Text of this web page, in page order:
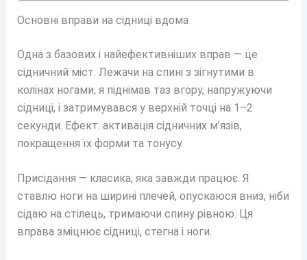
Основні вправи на сідниці вдома
Одна з базових і найефективніших вправ — це
сідничний міст. Лежачи на спині з зігнутими в
колінах ногами, я піднімав таз вгору, напружуючи
сідниці, і затримувався у верхній точці на 1–2
секунди. Ефект: активація сідничних м’язів,
покращення їх форми та тонусу.
Присідання — класика, яка завжди працює. Я
ставлю ноги на ширині плечей, опускаюся вниз, ніби
сідаю на стілець, тримаючи спину рівною. Ця
вправа зміцнює сідниці, стегна і ноги.